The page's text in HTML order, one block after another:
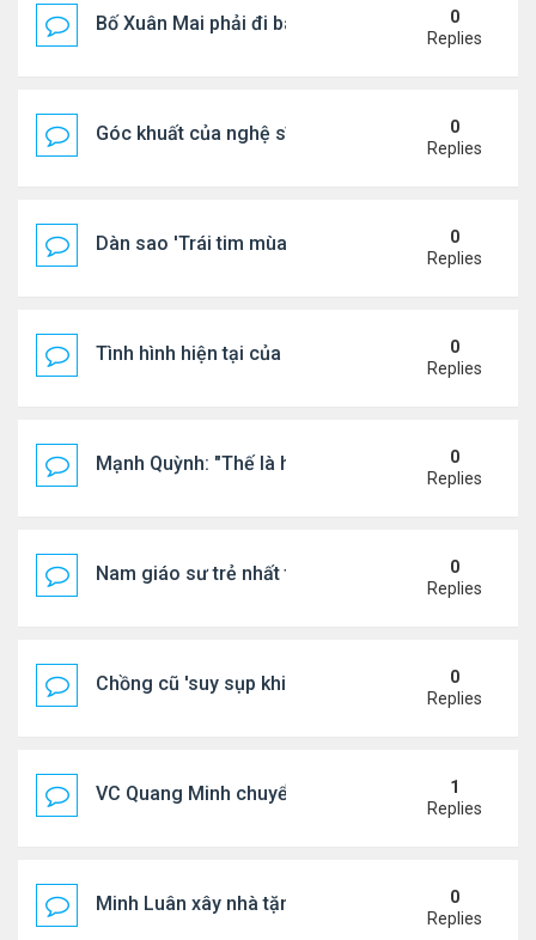
Bố Xuân Mai phải đi bán cơm ở Mỹ
0
Replies
Góc khuất của nghệ sĩ Hoài Tâm
0
Replies
Dàn sao 'Trái tim mùa thu' sau 26 năm
0
Replies
Tình hình hiện tại của Quang Lê
0
Replies
Mạnh Quỳnh: "Thế là hết"
0
Replies
Nam giáo sư trẻ nhất thế giới ở tuổi 18
0
Replies
Chồng cũ 'suy sụp khi biết tin Nicole Kidman có
0
Replies
VC Quang Minh chuyển về tổ ấm
1
Replies
Minh Luân xây nhà tặng cha mẹ
0
Replies